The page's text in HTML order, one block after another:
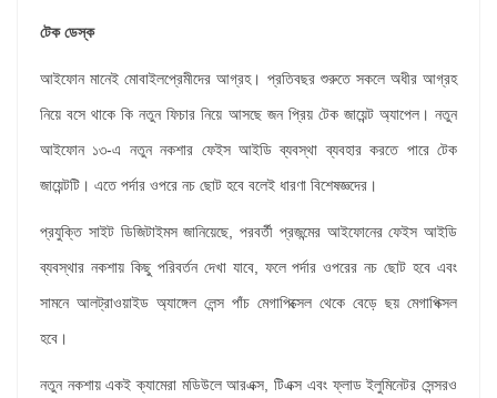
টেক ডেস্ক
আইফোন মানেই মোবাইলপ্রেমীদের আগ্রহ। প্রতিবছর শুরুতে সকলে অধীর আগ্রহ
নিয়ে বসে থাকে কি নতুন ফিচার নিয়ে আসছে জন প্রিয় টেক জায়েন্ট অ্যাপেল। নতুন
আইফোন ১৩-এ নতুন নকশার ফেইস আইডি ব্যবস্থা ব্যবহার করতে পারে টেক
জায়েন্টটি। এতে পর্দার ওপরে নচ ছোট হবে বলেই ধারণা বিশেষজ্ঞদের।
প্রযুক্তি সাইট ডিজিটাইমস জানিয়েছে, পরবর্তী প্রজন্মের আইফোনের ফেইস আইডি
ব্যবস্থার নকশায় কিছু পরিবর্তন দেখা যাবে, ফলে পর্দার ওপরের নচ ছোট হবে এবং
সামনে আলট্রাওয়াইড অ্যাঙ্গেল লেন্স পাঁচ মেগাপিক্সেল থেকে বেড়ে ছয় মেগাপিক্সল
হবে।
নতুন নকশায় একই ক্যামেরা মডিউলে আরএক্স, টিএক্স এবং ফ্লাড ইলুমিনেটর সেন্সরও